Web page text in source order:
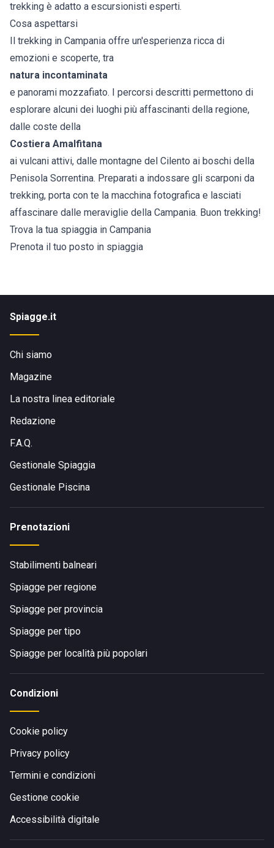
trekking è adatto a escursionisti esperti.
Cosa aspettarsi
Il trekking in Campania offre un'esperienza ricca di
emozioni e scoperte, tra
natura incontaminata
e panorami mozzafiato. I percorsi descritti permettono di
esplorare alcuni dei luoghi più affascinanti della regione,
dalle coste della
Costiera Amalfitana
ai vulcani attivi, dalle montagne del Cilento ai boschi della
Penisola Sorrentina. Preparati a indossare gli scarponi da
trekking, porta con te la macchina fotografica e lasciati
affascinare dalle meraviglie della Campania. Buon trekking!
Trova la tua spiaggia in Campania
Prenota il tuo posto in spiaggia
Spiagge.it
Chi siamo
Magazine
La nostra linea editoriale
Redazione
F.A.Q.
Gestionale Spiaggia
Gestionale Piscina
Prenotazioni
Stabilimenti balneari
Spiagge per regione
Spiagge per provincia
Spiagge per tipo
Spiagge per località più popolari
Condizioni
Cookie policy
Privacy policy
Termini e condizioni
Gestione cookie
Accessibilità digitale